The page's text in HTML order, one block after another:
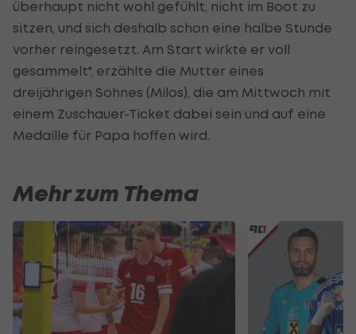
überhaupt nicht wohl gefühlt, nicht im Boot zu
sitzen, und sich deshalb schon eine halbe Stunde
vorher reingesetzt. Am Start wirkte er voll
gesammelt", erzählte die Mutter eines
dreijährigen Sohnes (Milos), die am Mittwoch mit
einem Zuschauer-Ticket dabei sein und auf eine
Medaille für Papa hoffen wird.
Mehr zum Thema